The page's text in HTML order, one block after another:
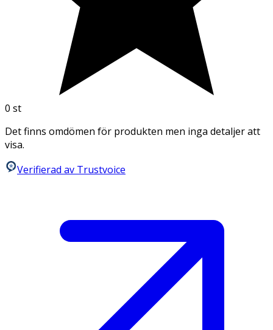
0 st
Det finns omdömen för produkten men inga detaljer att
visa.
Verifierad av Trustvoice